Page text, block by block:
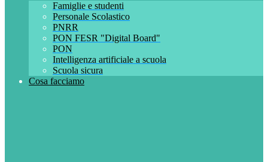
Famiglie e studenti
Personale Scolastico
PNRR
PON FESR "Digital Board"
PON
Intelligenza artificiale a scuola
Scuola sicura
Cosa facciamo